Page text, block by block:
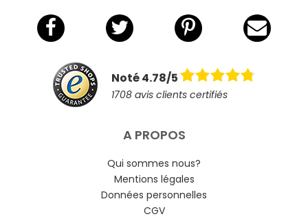
Noté 4.78/5
1708 avis clients certifiés
A PROPOS
Qui sommes nous?
Mentions légales
Données personnelles
CGV